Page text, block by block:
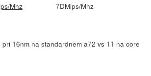
7DMips/Mhz
16nm na standardnem a72 vs 11 na core